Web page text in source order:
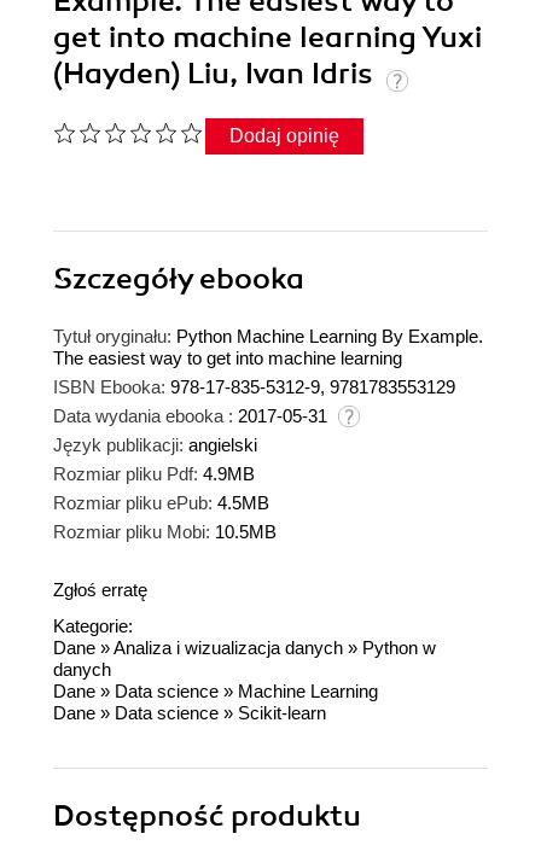
get into machine learning Yuxi
(Hayden) Liu, Ivan Idris
Dodaj opinię
Szczegółyebooka
Tytuł oryginału: Python Machine Learning By Example.
The easiest way to get into machine learning
ISBN Ebooka: 978-17-835-5312-9, 9781783553129
Data wydania ebooka : 2017-05-31
Język publikacji: angielski
Rozmiar pliku Pdf: 4.9MB
Rozmiar pliku ePub: 4.5MB
Rozmiar pliku Mobi: 10.5MB
Zgłoś erratę
Kategorie:
Dane »Analiza i wizualizacja danych » Python w
danych
Dane » Data science » Machine Learning
Dane » Data science » Scikit-learn
Dostępność produktu